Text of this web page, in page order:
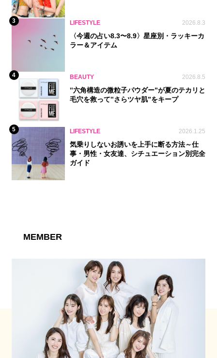
3 LIFESTYLE 2026.8.3
〈今週の占い8.3〜8.9〉星座別・ラッキーカ
ラー＆アイテム
4 BEAUTY 2026.8.5
‟六角構造の微粒子パウダー”が夏のテカリと
毛穴を救って‟さらツヤ肌”をキープ
5 LIFESTYLE 2026.1.25
気乗りしないお誘いを上手に断る方法～仕
事・男性・女友達、シチュエーション別完全
ガイド
MEMBER